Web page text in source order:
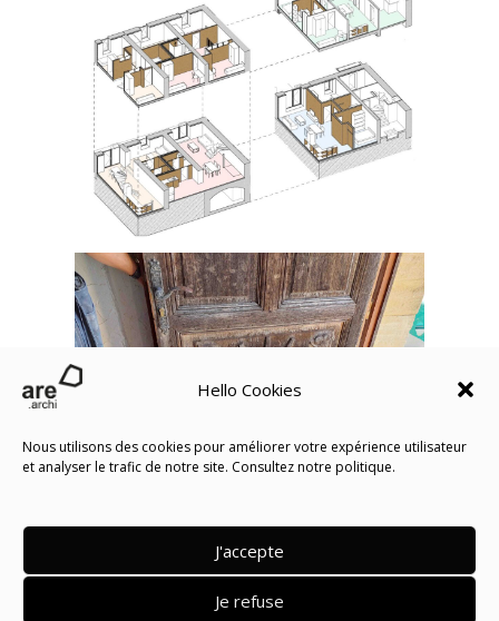
Hello Cookies
Nous utilisons des cookies pour améliorer votre expérience utilisateur
et analyser le trafic de notre site. Consultez notre politique.
J'accepte
Je refuse